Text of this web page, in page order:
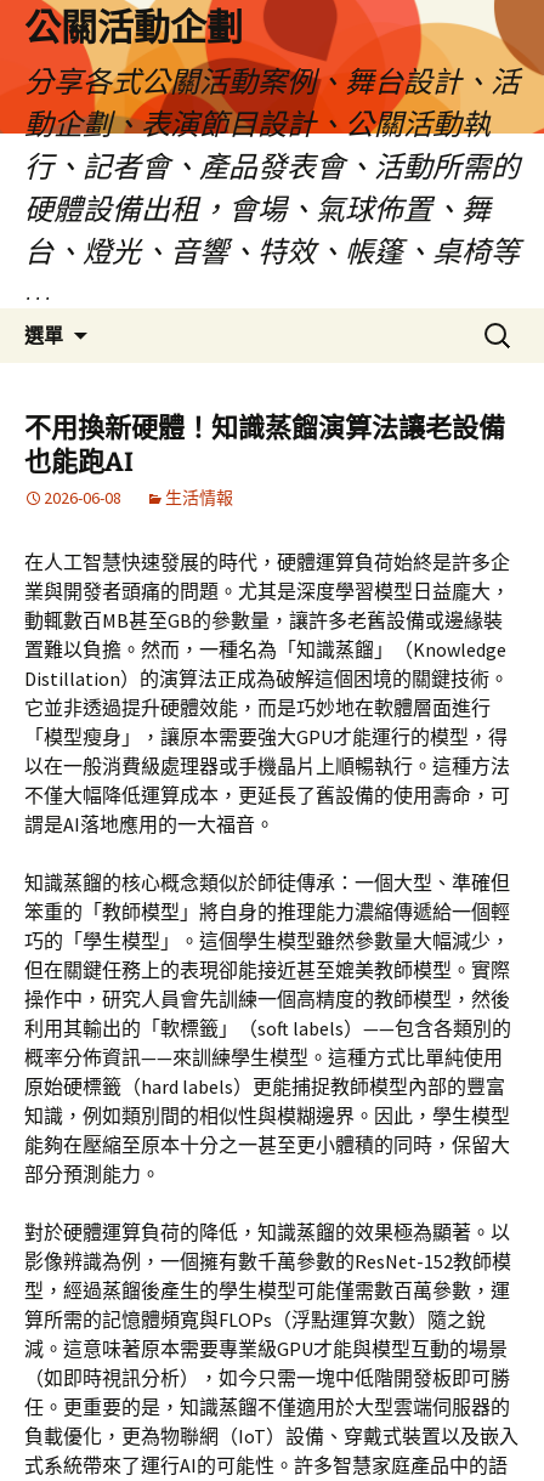
公關活動企劃
分享各式公關活動案例、舞台設計、活
動企劃、表演節目設計、公關活動執
行、記者會、產品發表會、活動所需的
硬體設備出租，會場、氣球佈置、舞
台、燈光、音響、特效、帳篷、桌椅等
…
選單
要
內
容
搜
尋
鍵
字:
不用換新硬體！知識蒸餾演算法讓老設備
也能跑AI
2026-06-08 生活情報
在人工智慧快速發展的時代，硬體運算負荷始終是許多企
業與開發者頭痛的問題。尤其是深度學習模型日益龐大，
動輒數百MB甚至GB的參數量，讓許多老舊設備或邊緣裝
置難以負擔。然而，一種名為「知識蒸餾」（Knowledge
Distillation）的演算法正成為破解這個困境的關鍵技術。
它並非透過提升硬體效能，而是巧妙地在軟體層面進行
「模型瘦身」，讓原本需要強大GPU才能運行的模型，得
以在一般消費級處理器或手機晶片上順暢執行。這種方法
不僅大幅降低運算成本，更延長了舊設備的使用壽命，可
謂是AI落地應用的一大福音。
知識蒸餾的核心概念類似於師徒傳承：一個大型、準確但
笨重的「教師模型」將自身的推理能力濃縮傳遞給一個輕
巧的「學生模型」。這個學生模型雖然參數量大幅減少，
但在關鍵任務上的表現卻能接近甚至媲美教師模型。實際
操作中，研究人員會先訓練一個高精度的教師模型，然後
利用其輸出的「軟標籤」（soft labels）——包含各類別的
概率分佈資訊——來訓練學生模型。這種方式比單純使用
原始硬標籤（hard labels）更能捕捉教師模型內部的豐富
知識，例如類別間的相似性與模糊邊界。因此，學生模型
能夠在壓縮至原本十分之一甚至更小體積的同時，保留大
部分預測能力。
對於硬體運算負荷的降低，知識蒸餾的效果極為顯著。以
影像辨識為例，一個擁有數千萬參數的ResNet-152教師模
型，經過蒸餾後產生的學生模型可能僅需數百萬參數，運
算所需的記憶體頻寬與FLOPs（浮點運算次數）隨之銳
減。這意味著原本需要專業級GPU才能與模型互動的場景
（如即時視訊分析），如今只需一塊中低階開發板即可勝
任。更重要的是，知識蒸餾不僅適用於大型雲端伺服器的
負載優化，更為物聯網（IoT）設備、穿戴式裝置以及嵌入
式系統帶來了運行AI的可能性。許多智慧家庭產品中的語